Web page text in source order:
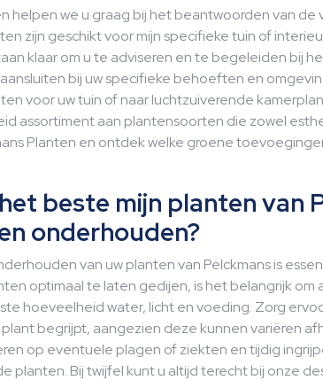
helpen we u graag bij het beantwoorden van
zijn geschikt voor mijn specifieke tuin of
klaar om u te adviseren en te begeleiden bij
bij uw specifieke behoeften en
voor uw tuin of naar luchtzuiverende
assortiment aan plantensoorten die zowel
Planten en ontdek welke groene
beste mijn planten van
onderhouden?
van uw planten van Pelckmans is
optimaal te laten gedijen, is het belangrijk
hoeveelheid water, licht en voeding. Zorg
begrijpt, aangezien deze kunnen variëren
op eventuele plagen of ziekten en tijdig
planten. Bij twijfel kunt u altijd terecht bij onze